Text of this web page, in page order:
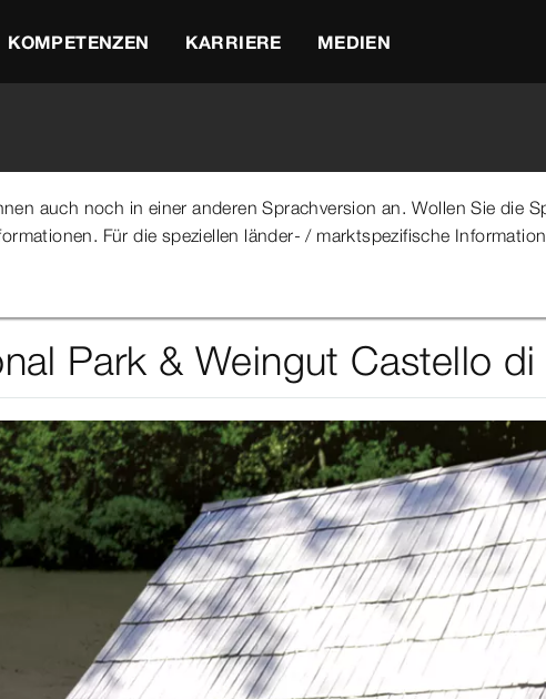
KOMPETENZEN KARRIERE MEDIEN
auch noch in einer anderen Sprachversion an. Wollen Sie die
Für die speziellen länder- / marktspezifische
Yosemite National Park & Weingut Castello di Amorosa
Park & Weingut Castello